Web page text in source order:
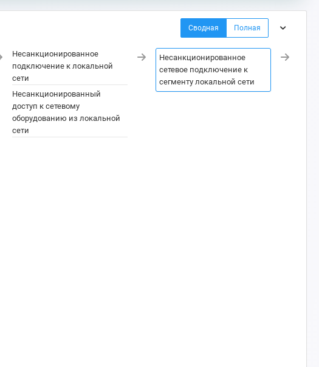
Сводная Полная
Несанкционированное
подключение к локальной
сети
Несанкционированный
доступ к сетевому
оборудованию из локальной
сети
Несанкционированное
сетевое подключение к
сегменту локальной сети